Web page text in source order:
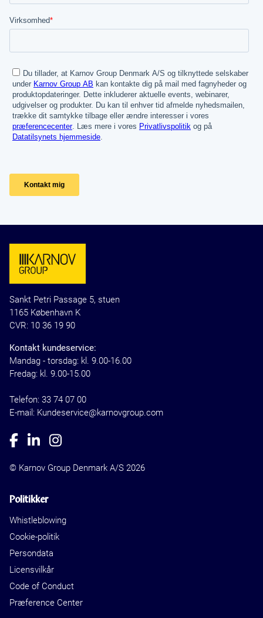
Sankt Petri Passage 5, stuen
1165 København K
CVR: 10 36 19 90
Kontakt kundeservice:
Mandag - torsdag: kl. 9.00-16.00
Fredag: kl. 9.00-15.00
Telefon: 33 74 07 00
E-mail: Kundeservice@karnovgroup.com
© Karnov Group Denmark A/S 2026
Politikker
Whistleblowing
Cookie-politik
Persondata
Licensvilkår
Code of Conduct
Præference Center